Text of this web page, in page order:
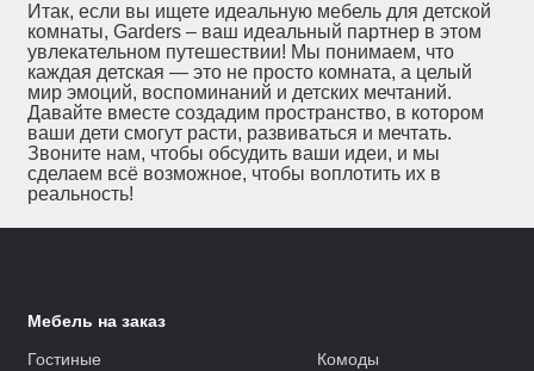
Итак, если вы ищете идеальную мебель для детской
комнаты, Garders – ваш идеальный партнер в этом
увлекательном путешествии! Мы понимаем, что
каждая детская — это не просто комната, а целый
мир эмоций, воспоминаний и детских мечтаний.
Давайте вместе создадим пространство, в котором
ваши дети смогут расти, развиваться и мечтать.
Звоните нам, чтобы обсудить ваши идеи, и мы
сделаем всё возможное, чтобы воплотить их в
реальность!
Мебель на заказ
Гостиные
Комоды